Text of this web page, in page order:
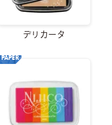
デリカータ
PAPER